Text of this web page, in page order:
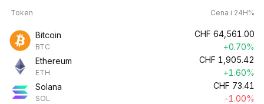
Token Cena i 24H%
Bitcoin
BTC
CHF 64,561.00
+0.70%
Ethereum
ETH
CHF 1,905.42
+1.60%
Solana
SOL
CHF 73.41
-1.00%